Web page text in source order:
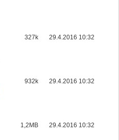
327k 29.4.2016 10:32
932k 29.4.2016 10:32
1,2MB 29.4.2016 10:32